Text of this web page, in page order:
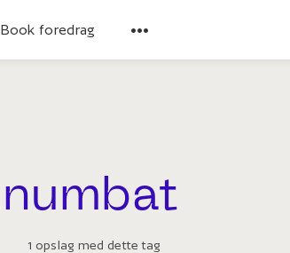
Book foredrag
numbat
1 opslag med dette tag